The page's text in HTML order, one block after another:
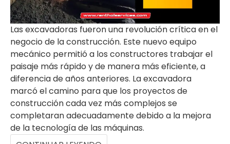
Las excavadoras fueron una revolución crítica en el
negocio de la construcción. Este nuevo equipo
mecánico permitió a los constructores trabajar el
paisaje más rápido y de manera más eficiente, a
diferencia de años anteriores. La excavadora
marcó el camino para que los proyectos de
construcción cada vez más complejos se
completaran adecuadamente debido a la mejora
de la tecnología de las máquinas.